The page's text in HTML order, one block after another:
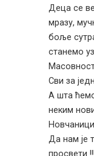
Деца се
мразу,
боље
станемо
Сви за
А шта
неким
Да нам је